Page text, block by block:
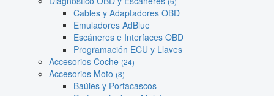
Cables y Adaptadores OBD
Emuladores AdBlue
Escáneres e Interfaces OBD
Programación ECU y Llaves
Accesorios Coche (24)
Accesorios Moto (8)
Baúles y Portacascos